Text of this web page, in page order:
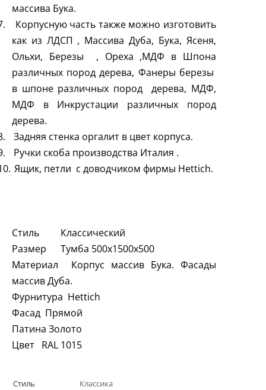
массива Бука.
Корпусную часть также можно изготовить
как из ЛДСП , Массива Дуба, Бука, Ясеня,
Ольхи, Березы , Ореха ,МДФ в Шпона
различных пород дерева, Фанеры березы
в шпоне различных пород дерева, МДФ,
МДФ в Инкрустации различных пород
дерева.
Задняя стенка оргалит в цвет корпуса.
Ручки скоба производства Италия .
Ящик, петли с доводчиком фирмы Hettich.
Стиль Классический
Размер Тумба 500х1500х500
Материал Корпус массив Бука. Фасады
массив Дуба.
Фурнитура Hettich
Фасад Прямой
Патина Золото
Цвет RAL 1015
Стиль
Классика